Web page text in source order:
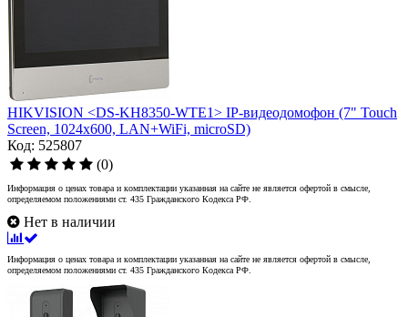
HIKVISION <DS-KH8350-WTE1> IP-видеодомофон (7" Touch
Screen, 1024x600, LAN+WiFi, microSD)
Код: 525807
(0)
Информация о ценах товара и комплектации указанная на сайте не является офертой в смысле,
определяемом положениями ст. 435 Гражданского Кодекса РФ.
Нет в наличии
Информация о ценах товара и комплектации указанная на сайте не является офертой в смысле,
определяемом положениями ст. 435 Гражданского Кодекса РФ.